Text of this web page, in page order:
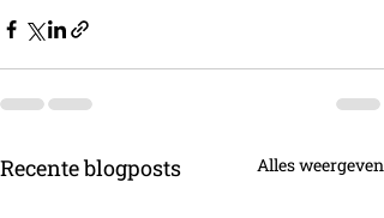
Recente blogposts Alles weergeven